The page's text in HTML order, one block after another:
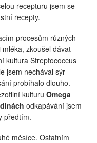
recepturu jsem se
recepty.
procesům různých
zkoušel dávat
kultura Streptococcus
jsem nechával sýr
probíhalo dlouho.
kulturu Omega
odkapávání jsem
předtím.
měsíce. Ostatním